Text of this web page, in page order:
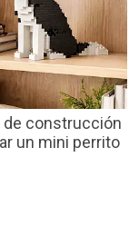
de construcción
un mini perrito